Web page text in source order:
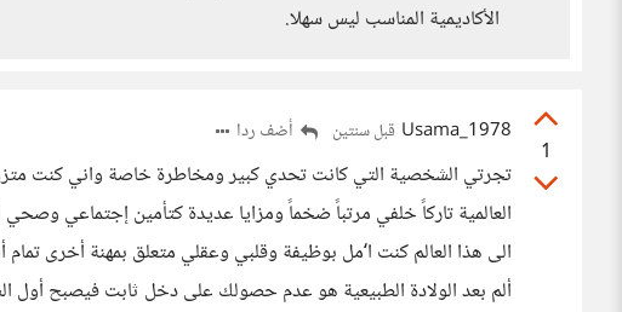
الأكاديمية المناسب ليس سهلا.
1
Usama_1978 قبل سنتين أضف ردا
تجرتي الشخصية التي كانت تحدي كبير ومخاطرة خاصة واني كنت
العالمية تاركاً خلفي مرتباً ضخماً ومزايا عديدة كتأمين إجتماعي
الى هذا العالم كنت ا‘مل بوظيفة وقلبي وعقلي متعلق بمهنة أخرى تمام
ألم بعد الولادة الطبيعية هو عدم حصولك على دخل ثابت فيصبح أول